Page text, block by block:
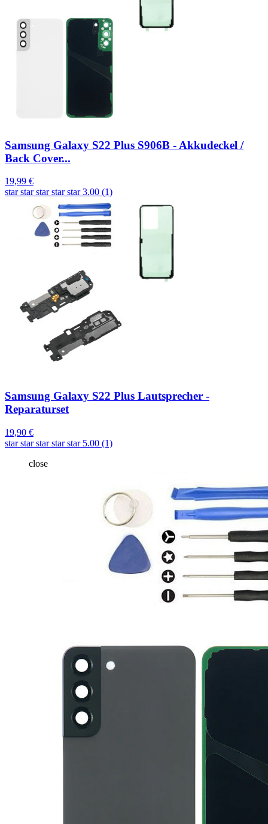
Samsung Galaxy S22 Plus S906B - Akkudeckel /
Back Cover...
19,99 €
star star star star star 3.00 (1)
Samsung Galaxy S22 Plus Lautsprecher -
Reparaturset
19,90 €
star star star star star 5.00 (1)
close